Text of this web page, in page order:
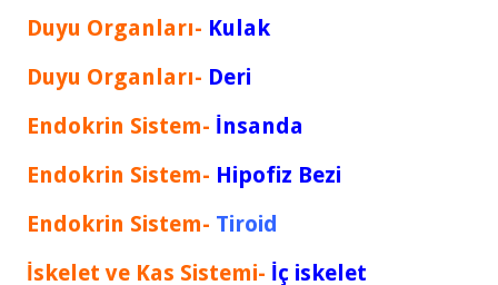
Duyu Organları- Kulak
Duyu Organları- Deri
Endokrin Sistem- İnsanda
Endokrin Sistem- Hipofiz Bezi
Endokrin Sistem- Tiroid
İskelet ve Kas Sistemi- İç iskelet